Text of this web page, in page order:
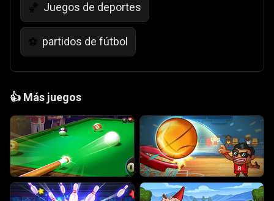
🏀 Juegos de deportes
⚽ partidos de fútbol
👍 Más juegos